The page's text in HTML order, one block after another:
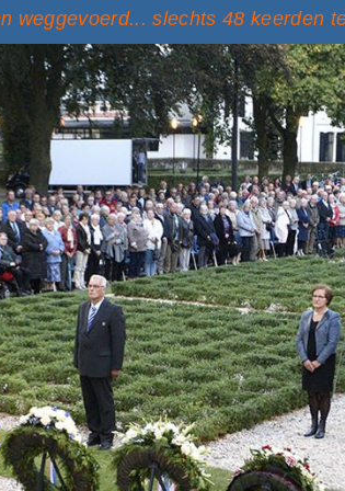
weggevoerd... slechts 48 keerden